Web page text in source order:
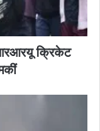
क्रिकेट